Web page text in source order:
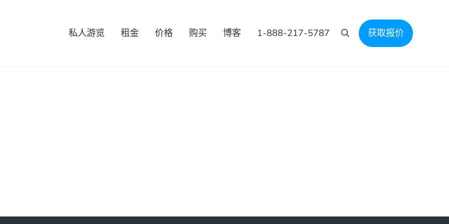
私人游览 租金 价格 购买 博客 1-888-217-5787 搜索 获取报价